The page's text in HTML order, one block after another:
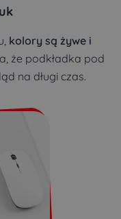
kolory są żywe i
że podkładka pod
na długi czas.